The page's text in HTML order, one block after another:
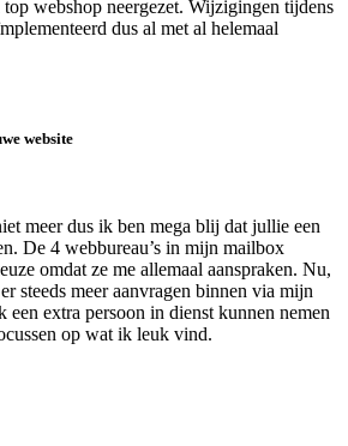
top webshop neergezet. Wijzigingen tijdens
dus al met al helemaal
website
meer dus ik ben mega blij dat jullie een
De 4 webbureau’s in mijn mailbox
omdat ze me allemaal aanspraken. Nu,
steeds meer aanvragen binnen via mijn
extra persoon in dienst kunnen nemen
op wat ik leuk vind.